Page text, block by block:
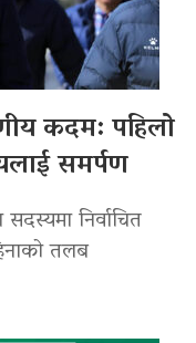
कदम: पहिलो
समर्पण
निर्वाचित
तलब